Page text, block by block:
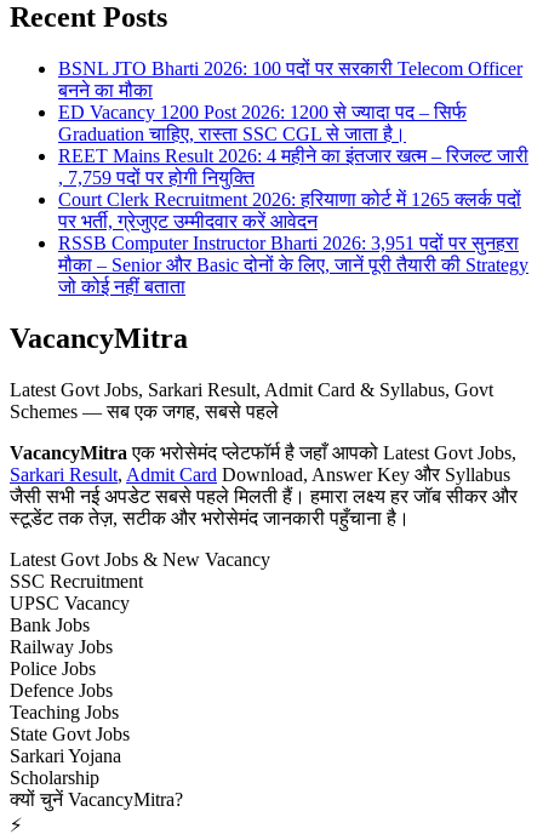
Recent Posts
BSNL JTO Bharti 2026: 100 पदों पर सरकारी Telecom Officer
बनने का मौका
ED Vacancy 1200 Post 2026: 1200 से ज्यादा पद – सिर्फ
Graduation चाहिए, रास्ता SSC CGL से जाता है।
REET Mains Result 2026: 4 महीने का इंतजार खत्म – रिजल्ट जारी
, 7,759 पदों पर होगी नियुक्ति
Court Clerk Recruitment 2026: हरियाणा कोर्ट में 1265 क्लर्क पदों
पर भर्ती, ग्रेजुएट उम्मीदवार करें आवेदन
RSSB Computer Instructor Bharti 2026: 3,951 पदों पर सुनहरा
मौका – Senior और Basic दोनों के लिए, जानें पूरी तैयारी की Strategy
जो कोई नहीं बताता
VacancyMitra
Latest Govt Jobs, Sarkari Result, Admit Card & Syllabus, Govt
Schemes — सब एक जगह, सबसे पहले
VacancyMitra एक भरोसेमंद प्लेटफॉर्म है जहाँ आपको Latest Govt Jobs,
Sarkari Result, Admit Card Download, Answer Key और Syllabus
जैसी सभी नई अपडेट सबसे पहले मिलती हैं। हमारा लक्ष्य हर जॉब सीकर और
स्टूडेंट तक तेज़, सटीक और भरोसेमंद जानकारी पहुँचाना है।
Latest Govt Jobs & New Vacancy
SSC Recruitment
UPSC Vacancy
Bank Jobs
Railway Jobs
Police Jobs
Defence Jobs
Teaching Jobs
State Govt Jobs
Sarkari Yojana
Scholarship
क्यों चुनें VacancyMitra?
⚡